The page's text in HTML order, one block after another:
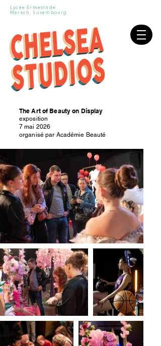
Lycée Ermesinde
Mersch, Luxembourg
The Art of Beauty on Display
exposition
7 mai 2026
organisé par Académie Beauté